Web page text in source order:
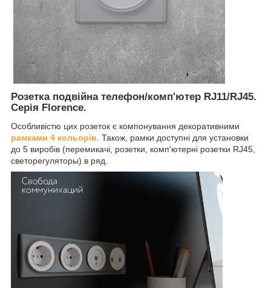
Розетка подвійна телефон/комп'ютер RJ11/RJ45.
Серія Florence.
Особливістю цих розеток є компонування декоративними
рамками 4 кольорів. Також, рамки доступні для установки
до 5 виробів (перемикачі, розетки, комп'ютерні розетки RJ45,
светорегуляторы) в ряд.